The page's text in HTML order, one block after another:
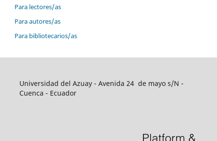
Para lectores/as
Para autores/as
Para bibliotecarios/as
Universidad del Azuay - Avenida 24 de mayo s/N -
Cuenca - Ecuador